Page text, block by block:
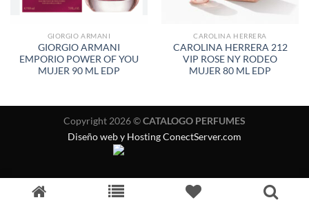
GIORGIO ARMANI
GIORGIO ARMANI
EMPORIO POWER OF YOU
MUJER 90 ML EDP
CAROLINA HERRERA
CAROLINA HERRERA 212
VIP ROSE NY RODEO
MUJER 80 ML EDP
Copyright 2026 ©CATALOGO PERFUMES
Diseño web y Hosting ConectServer.com